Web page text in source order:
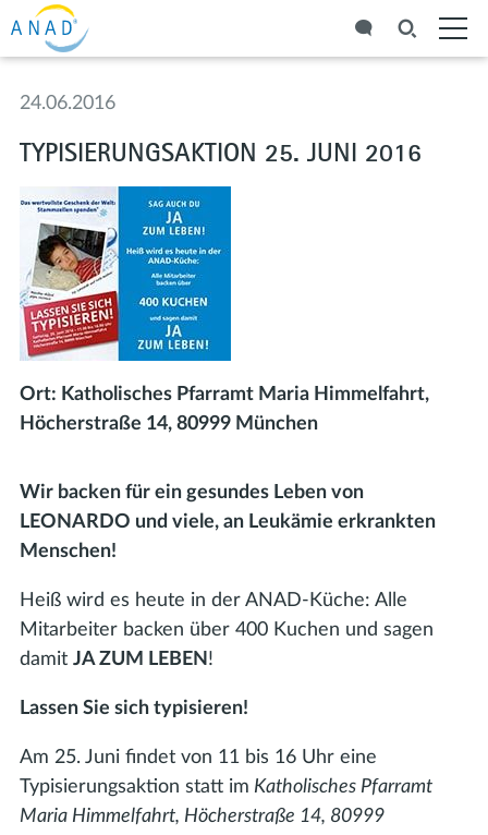
24.06.2016
TYPISIERUNGSAKTION 25. JUNI 2016
Ort: Katholisches Pfarramt Maria Himmelfahrt,
Höcherstraße 14, 80999 München
Wir backen für ein gesundes Leben von
LEONARDO und viele, an Leukämie erkrankten
Menschen!
Heiß wird es heute in der ANAD-Küche: Alle
Mitarbeiter backen über 400 Kuchen und sagen
damit JA ZUM LEBEN !
Lassen Sie sich typisieren!
Am 25. Juni findet von 11 bis 16 Uhr eine
Typisierungsaktion statt im Katholisches Pfarramt
Maria Himmelfahrt, Höcherstraße 14, 80999